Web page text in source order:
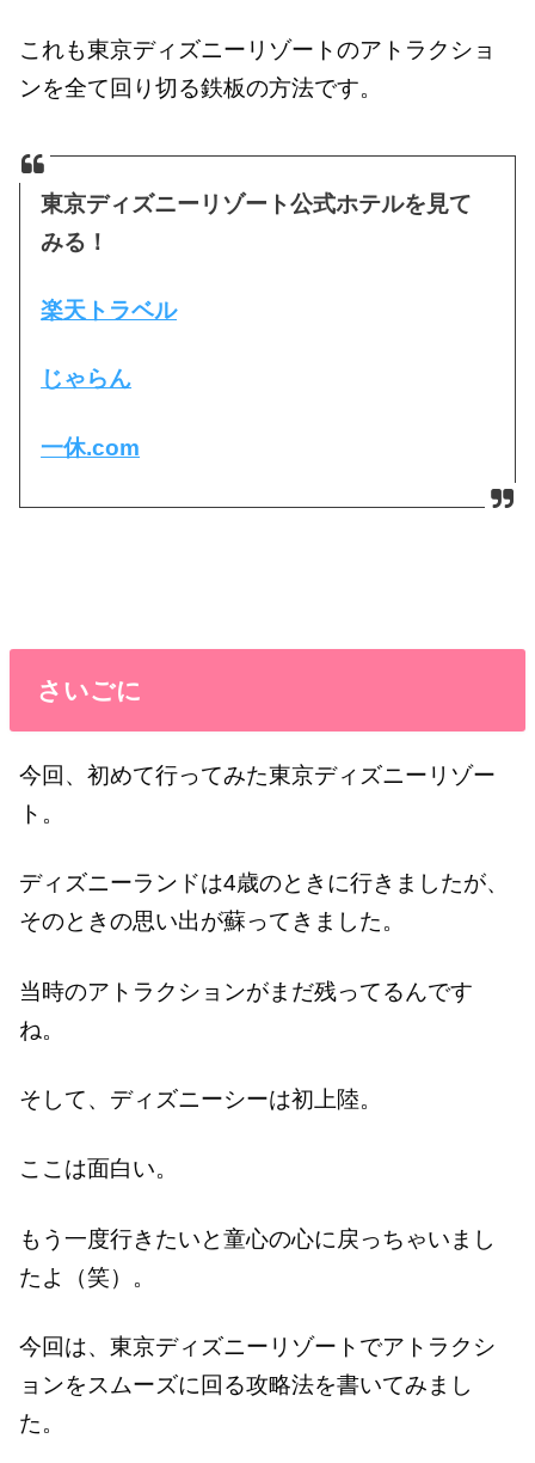
これも東京ディズニーリゾートのアトラクショ
ンを全て回り切る鉄板の方法です。
東京ディズニーリゾート公式ホテルを見て
みる！
楽天トラベル
じゃらん
一休.com
さいごに
今回、初めて行ってみた東京ディズニーリゾー
ト。
ディズニーランドは4歳のときに行きましたが、
そのときの思い出が蘇ってきました。
当時のアトラクションがまだ残ってるんです
ね。
そして、ディズニーシーは初上陸。
ここは面白い。
もう一度行きたいと童心の心に戻っちゃいまし
たよ（笑）。
今回は、東京ディズニーリゾートでアトラクシ
ョンをスムーズに回る攻略法を書いてみまし
た。